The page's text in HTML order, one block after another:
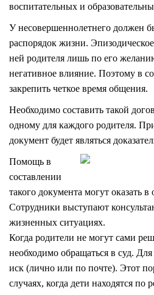
воспитательных и
У несовершеннолетнего должен
распорядок жизни.
ней родителя лишь по его
негативное влияние. Поэтому в
закрепить четкое время общения.
Необходимо составить такой
одному для каждого родителя.
документ будет являться
Помощь в
составлении
такого документа могут оказать в
Сотрудники выступают
жизненных ситуациях.
Когда родители не могут сами
необходимо обращаться в суд.
иск (лично или по почте). Этот
случаях, когда дети находятся